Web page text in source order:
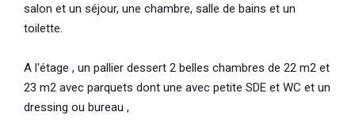
salon et un séjour, une chambre, salle de bains et un
toilette.
A l'étage , un pallier dessert 2 belles chambres de 22 m2 et
23 m2 avec parquets dont une avec petite SDE et WC et un
dressing ou bureau ,